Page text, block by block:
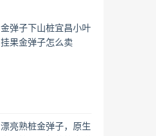
金弹子下山桩宜昌小叶
挂果金弹子怎么卖
漂亮熟桩金弹子，原生